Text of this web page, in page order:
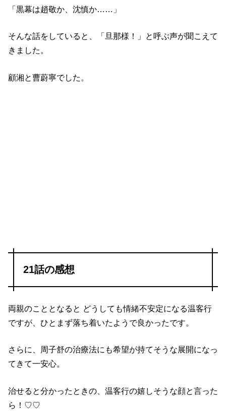
「黒幕は趙敬か、沈慎か……」
そんな話をしていると、「旦那様！」と呼ぶ声が聞こえて
きました。
顧湘と曹蔚寧でした。
21話の感想
両親のこととなると どうしても情緒不安定になる温客行
ですが、ひとまず落ち着いたようで良かったです。
さらに、周子舒の治療法にも希望が持てそうな展開になっ
てきて一安心。
治せると分かったときの、温客行の嬉しそうな顔と言った
ら！♡♡